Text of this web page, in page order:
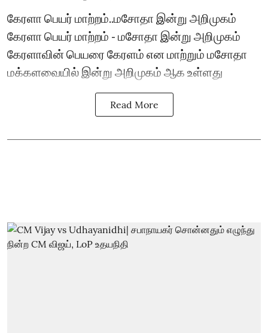
கேரளா பெயர் மாற்றம்..மசோதா இன்று அறிமுகம்
கேரளா பெயர் மாற்றம் - மசோதா இன்று அறிமுகம்
கேரளாவின் பெயரை கேரளம் என மாற்றும் மசோதா
மக்களவையில் இன்று அறிமுகம் ஆக உள்ளது
Read More